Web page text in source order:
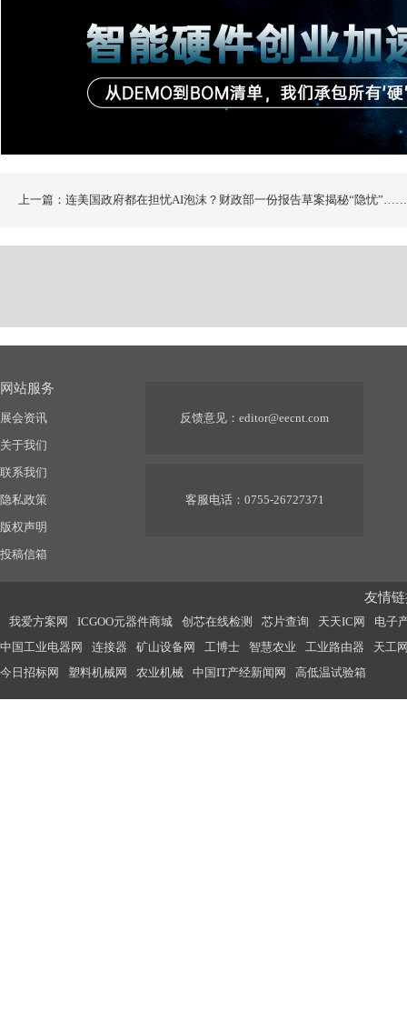
上一篇：连美国政府都在担忧AI泡沫？财政部一份报告草案揭秘“隐忧”……
网站服务
展会资讯
关于我们
联系我们
隐私政策
版权声明
投稿信箱
反馈意见： editor@eecnt.com
客服电话：0755-26727371
友情
我爱方案网 ICGOO元器件商城 创芯在线检测 芯片查询 天天IC网
电子
中国工业电器网
连接器 矿山设备网 工博士 智慧农业 工业路由器
天工
今日招标网
塑料机械网 农业机械 中国IT产经新闻网 高低温试验箱